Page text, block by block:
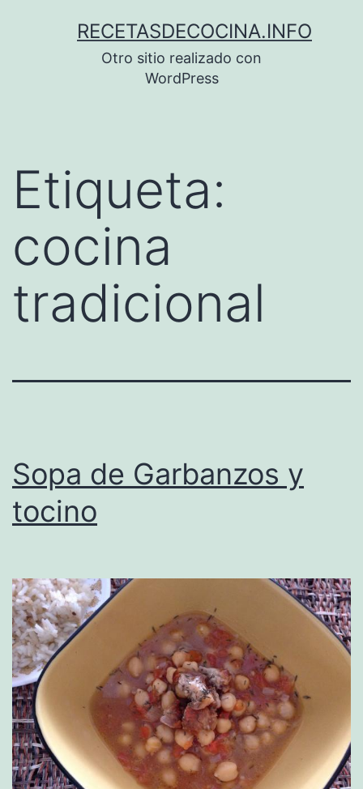
RECETASDECOCINA.INFO
Otro sitio realizado con
WordPress
Etiqueta:
cocina
tradicional
Sopa de Garbanzos y
tocino